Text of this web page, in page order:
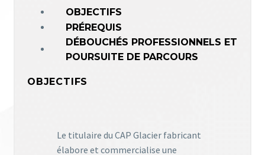
OBJECTIFS
PRÉREQUIS
DÉBOUCHÉS PROFESSIONNELS ET
POURSUITE DE PARCOURS
OBJECTIFS
Le titulaire du CAP Glacier fabricant
élabore et commercialise une